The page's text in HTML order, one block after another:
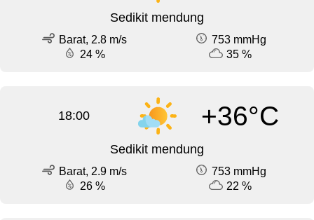
Sedikit mendung
Barat, 2.8 m/s
753 mmHg
24 %
35 %
18:00 +36°C
Sedikit mendung
Barat, 2.9 m/s
753 mmHg
26 %
22 %